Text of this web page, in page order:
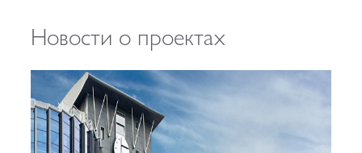
Новости о проектах